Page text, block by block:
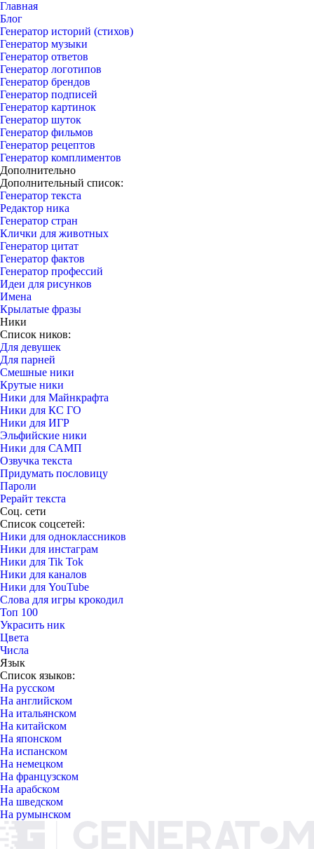
Главная
Блог
Генератор историй (стихов)
Генератор музыки
Генератор ответов
Генератор логотипов
Генератор брендов
Генератор подписей
Генератор картинок
Генератор шуток
Генератор фильмов
Генератор рецептов
Генератор комплиментов
Дополнительно
Дополнительный список:
Генератор текста
Редактор ника
Генератор стран
Клички для животных
Генератор цитат
Генератор фактов
Генератор профессий
Идеи для рисунков
Имена
Крылатые фразы
Ники
Список ников:
Для девушек
Для парней
Смешные ники
Крутые ники
Ники для Майнкрафта
Ники для КС ГО
Ники для ИГР
Эльфийские ники
Ники для САМП
Озвучка текста
Придумать пословицу
Пароли
Рерайт текста
Соц. сети
Список соцсетей:
Ники для одноклассников
Ники для инстаграм
Ники для Tik Tok
Ники для каналов
Ники для YouTube
Слова для игры крокодил
Топ 100
Украсить ник
Цвета
Числа
Язык
Список языков:
На русском
На английском
На итальянском
На китайском
На японском
На испанском
На немецком
На французском
На арабском
На шведском
На румынском